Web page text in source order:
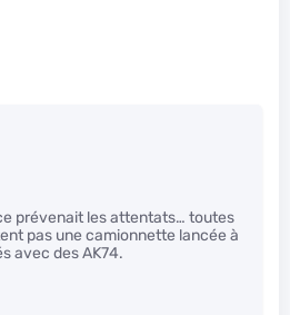
prévenait les attentats… toutes
pas une camionnette lancée à
avec des AK74.